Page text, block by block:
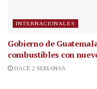
INTERNACIONALES
Gobierno de
combustibles con
HACE 2 SEMANAS